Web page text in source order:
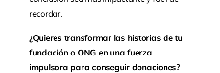
recordar.
¿Quieres transformar las historias de tu
fundación o ONG en una fuerza
impulsora para conseguir donaciones?